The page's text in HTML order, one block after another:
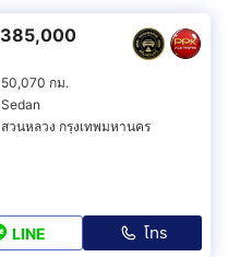
385,000
50,070 กม.
Sedan
สวนหลวง กรุงเทพมหานคร
LINE โทร